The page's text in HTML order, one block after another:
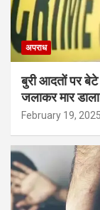
अपराध
बुरी आदतों पर
जलाकर मार डाला
February 19, 2025